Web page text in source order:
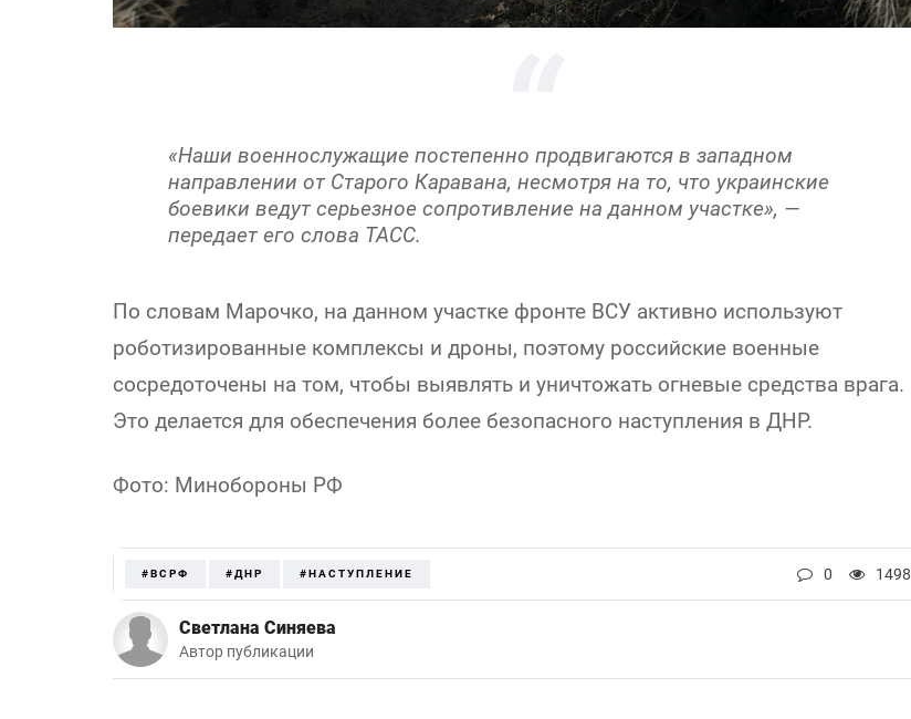
«Наши военнослужащие постепенно продвигаются в западном
направлении от Старого Каравана, несмотря на то, что украинские
боевики ведут серьезное сопротивление на данном участке», —
передает его слова ТАСС.
По словам Марочко, на данном участке фронте ВСУ активно используют
роботизированные комплексы и дроны, поэтому российские военные
сосредоточены на том, чтобы выявлять и уничтожать огневые средства врага.
Это делается для обеспечения более безопасного наступления в ДНР.
Фото: Минобороны РФ
#ВСРФ #ДНР #НАСТУПЛЕНИЕ 0 1498
Светлана Синяева
Автор публикации